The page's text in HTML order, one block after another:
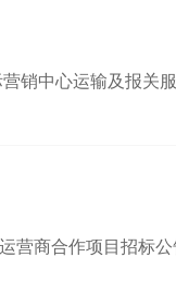
销中心运输及报关
营商合作项目招标公